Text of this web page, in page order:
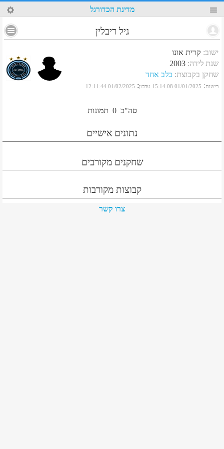
75 מדינת הכדורגל
גיל ריבלין
ישוב: קרית אונו
שנת לידה:
2003
שחקן בקבוצת: בלב אחד
רישום:
01/01/2025 15:14:08 עדכון:
01/02/2025 12:11:44
סה"כ 0 תמונות
נתונים אישיים
שחקנים מקורבים
קבוצות מקורבות
צרו קשר